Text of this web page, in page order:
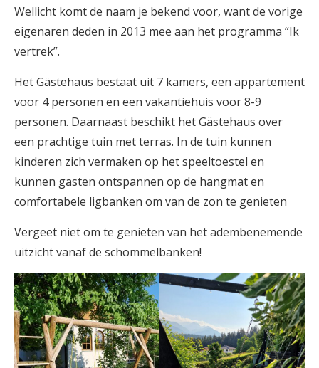
Wellicht komt de naam je bekend voor, want de vorige
eigenaren deden in 2013 mee aan het programma “Ik
vertrek”.
Het Gästehaus bestaat uit 7 kamers, een appartement
voor 4 personen en een vakantiehuis voor 8-9
personen. Daarnaast beschikt het Gästehaus over
een prachtige tuin met terras. In de tuin kunnen
kinderen zich vermaken op het speeltoestel en
kunnen gasten ontspannen op de hangmat en
comfortabele ligbanken om van de zon te genieten
Vergeet niet om te genieten van het adembenemende
uitzicht vanaf de schommelbanken!